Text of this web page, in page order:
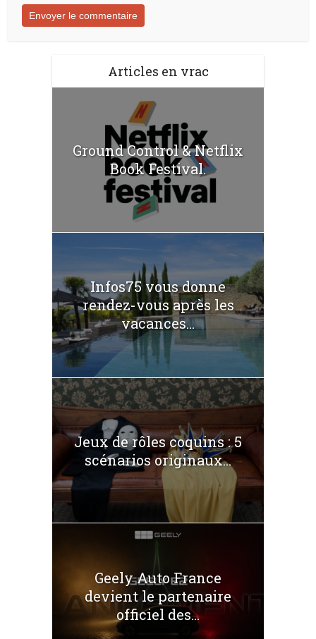
Articles en vrac
Ground Control & Netflix
Book Festival.
Infos75 vous donne
rendez-vous après les
vacances...
Jeux de rôles coquins : 5
scénarios originaux...
Geely Auto France
devient le partenaire
officiel des...